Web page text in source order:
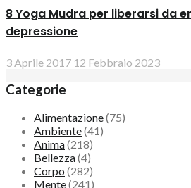
8 Yoga Mudra per liberarsi da
depressione
3 Aprile 2017 12 Febbraio 2023
Categorie
Alimentazione(75)
Ambiente(41)
Anima(218)
Bellezza(4)
Corpo (282)
Mente(241)